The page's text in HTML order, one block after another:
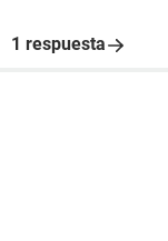
1 respuesta